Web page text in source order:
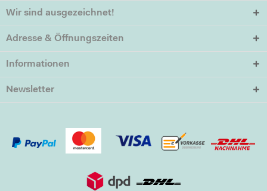
Wir sind ausgezeichnet!
Adresse & Öffnungszeiten
Informationen
Newsletter